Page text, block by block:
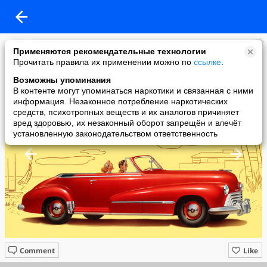
Применяются рекомендательные технологии
Прочитать правила их применении можно по ссылке
Возможны упоминания
В контенте могут упоминаться наркотики и связанная с ними
информация. Незаконное потребление наркотических
средств, психотропных веществ и их аналогов причиняет
вред здоровью, их незаконный оборот запрещён и влечёт
установленную законодательством ответственность
Мурзилка
added a photo
25 Apr в 09:12
Like
Comment